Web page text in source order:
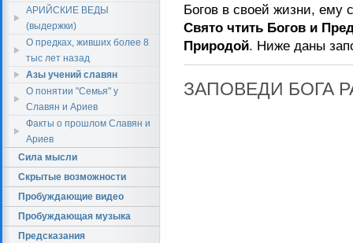
АРИЙСКИЕ ВЕДЫ
(выдержки)
О предках, живших более 8
тыс лет назад
Азы учений славян
О понятии "Семья" у
Славян и Ариев
Факты о прошлом Славян и
Ариев
Сила мысли
Скрытые возможности
Пробуждающие видео
Пробуждающая музыка
Предсказания
Богов в своей жизни, ему
Свято чтить Богов и
Природой. Ниже даны
ЗАПОВЕДИ БОГА